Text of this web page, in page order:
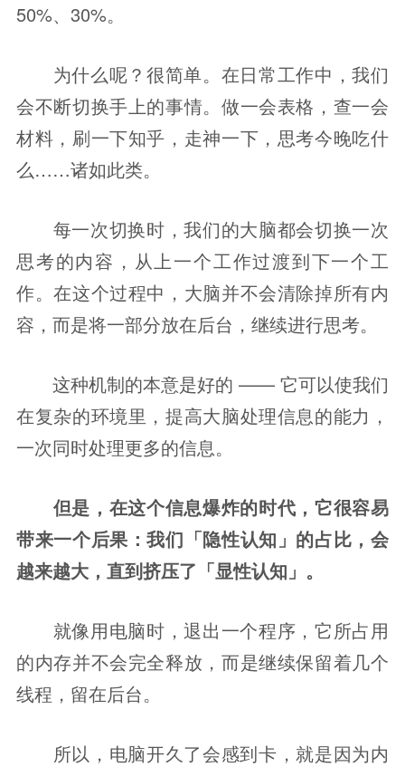
50%、30%。
为什么呢？很简单。在日常工作中，我们
会不断切换手上的事情。做一会表格，查一会
材料，刷一下知乎，走神一下，思考今晚吃什
么……诸如此类。
每一次切换时，我们的大脑都会切换一次
思考的内容，从上一个工作过渡到下一个工
作。在这个过程中，大脑并不会清除掉所有内
容，而是将一部分放在后台，继续进行思考。
这种机制的本意是好的 —— 它可以使我们
在复杂的环境里，提高大脑处理信息的能力，
一次同时处理更多的信息。
但是，在这个信息爆炸的时代，它很容易
带来一个后果：我们「隐性认知」的占比，会
越来越大，直到挤压了「显性认知」。
就像用电脑时，退出一个程序，它所占用
的内存并不会完全释放，而是继续保留着几个
线程，留在后台。
所以，电脑开久了会感到卡，就是因为内